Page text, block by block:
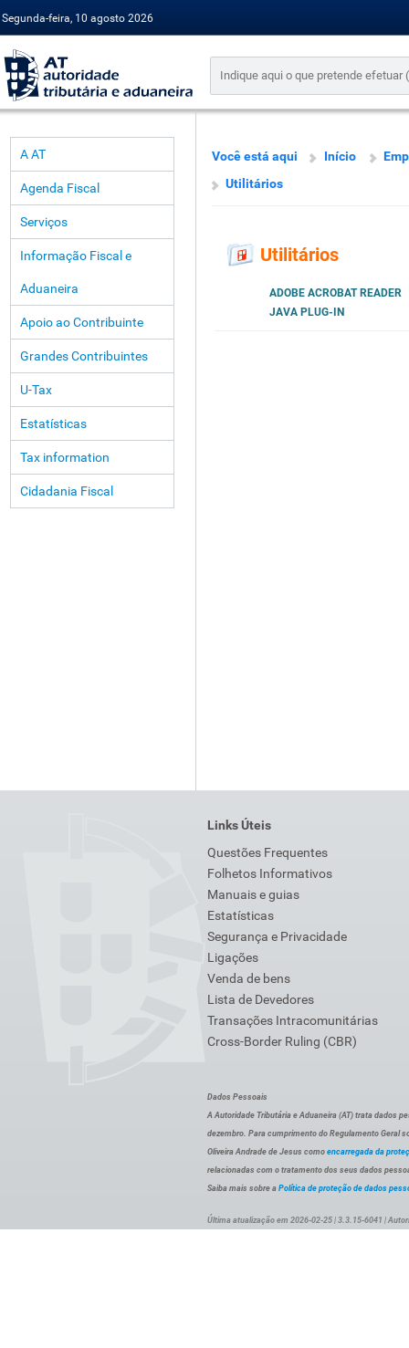
Segunda-feira, 10 agosto 2026
A AT
Agenda Fiscal
Serviços
Informação Fiscal e
Aduaneira
Apoio ao Contribuinte
Grandes Contribuintes
U-Tax
Estatísticas
Tax information
Cidadania Fiscal
Você está aqui Início
Utilitários
Utilitários
ADOBE ACROBAT READER
JAVA PLUG-IN
Links Úteis
Questões Frequentes
Folhetos Informativos
Manuais e guias
Estatísticas
Segurança e Privacidade
Ligações
Venda de bens
Lista de Devedores
Transações Intracomunitárias
Cross-Border Ruling (CBR)
Dados Pessoais
A Autoridade Tributária e Aduaneira (AT) trata dados
dezembro. Para cumprimento do Regulamento Geral
Oliveira Andrade de Jesus como encarregada da
relacionadas com o tratamento dos seus dados
Saiba mais sobre a Política de proteção de dados
Última atualização em 2026-02-25 | 3.3.15-6041 |